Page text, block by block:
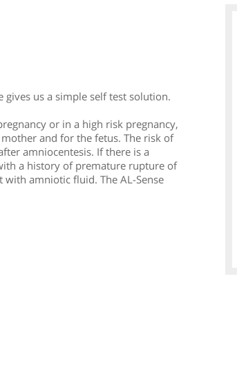
us a simple self test solution.
or in a high risk pregnancy,
and for the fetus. The risk of
amniocentesis. If there is a
a history of premature rupture of
with amniotic fluid. The AL-Sense